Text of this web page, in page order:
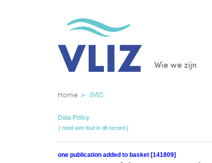
Main
Wie we zijn
Kruimelpad
Home IMIS
Data Policy
[ meld een fout in dit record ]
one publication added to basket [141809]